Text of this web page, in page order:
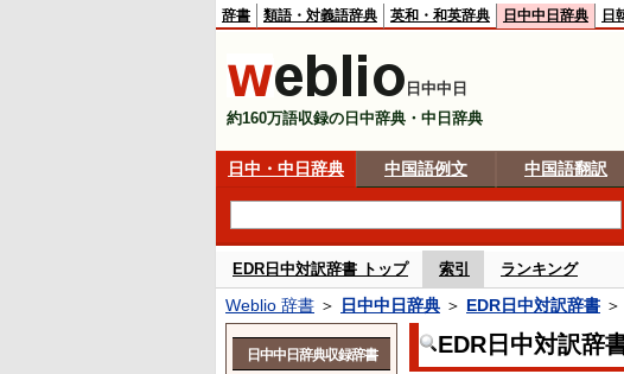
辞書 類語・対義語辞典 英和・和英辞典 日中中日辞典 日
日中中日
約160万語収録の日中辞典・中日辞典
日中・中日辞典 中国語例文 中国語翻訳
EDR日中対訳辞書 トップ 索引 ランキング
Weblio 辞書 ＞ 日中中日辞典 ＞ EDR日中対訳辞書
EDR日中対訳辞
日中中日辞典収録辞書